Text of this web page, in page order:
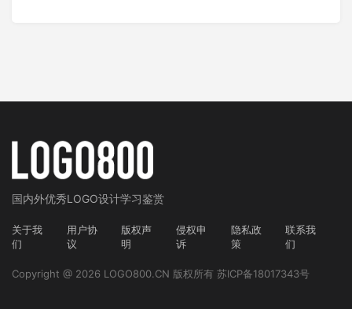
国内外优秀LOGO设计学习鉴赏
关于我
们
用户协
议
版权声
明
侵权申
诉
隐私政
策
联系我
们
Copyright @ 2026 LOGO800.CN 版权所有 苏ICP备18017343号